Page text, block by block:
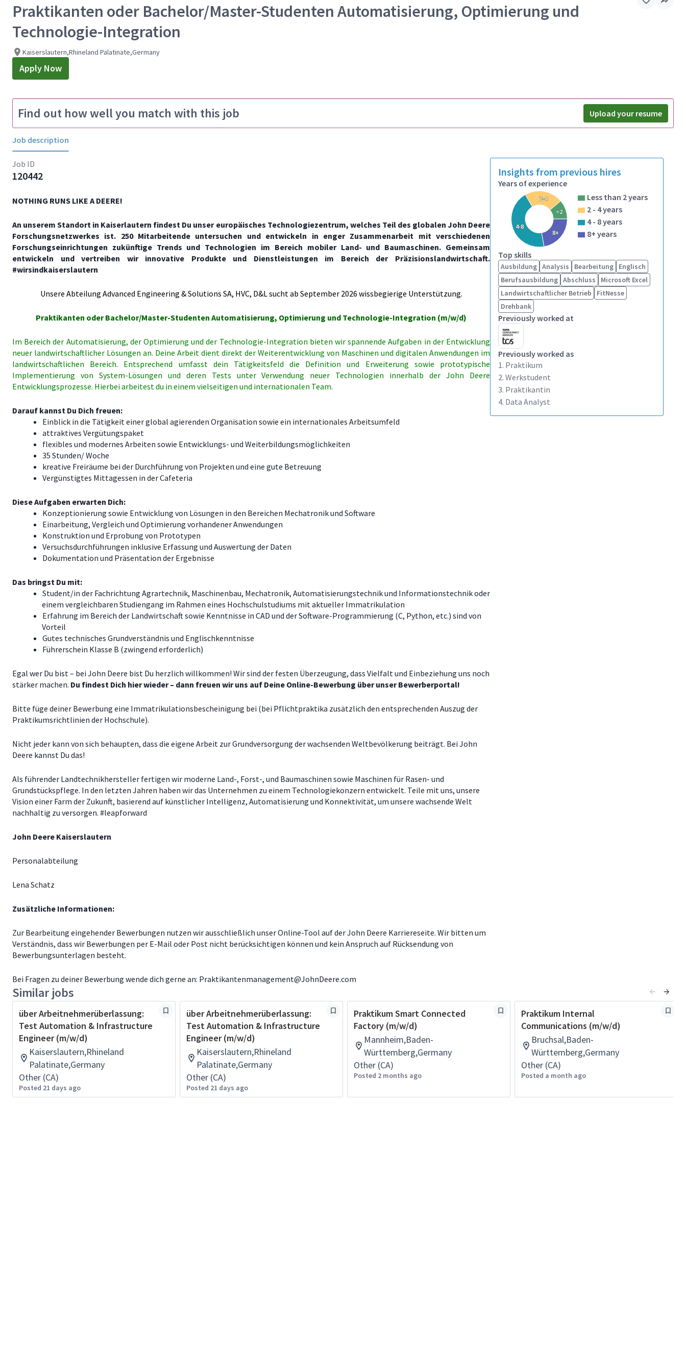
Praktikanten oder Bachelor/Master-Studenten Automatisierung, Optimierung und
Technologie-Integration
Kaiserslautern,Rhineland Palatinate,Germany
Apply Now
Find out how well you match with this job Upload your resume
Job description
Job ID
120442
NOTHING RUNS LIKE A DEERE!
An unserem Standort in Kaiserlautern findest Du unser europäisches Technologiezentrum, welches Teil des globalen John Deere
Forschungsnetzwerkes ist. 250 Mitarbeitende untersuchen und entwickeln in enger Zusammenarbeit mit verschiedenen
Forschungseinrichtungen zukünftige Trends und Technologien im Bereich mobiler Land- und Baumaschinen. Gemeinsam
entwickeln und vertreiben wir innovative Produkte und Dienstleistungen im Bereich der Präzisionslandwirtschaft.
#wirsindkaiserslautern
Unsere Abteilung Advanced Engineering & Solutions SA, HVC, D&L sucht ab September 2026 wissbegierige Unterstützung.
Praktikanten oder Bachelor/Master-Studenten Automatisierung, Optimierung und Technologie-Integration (m/w/d)
Im Bereich der Automatisierung, der Optimierung und der Technologie-Integration bieten wir spannende Aufgaben in der Entwicklung
neuer landwirtschaftlicher Lösungen an. Deine Arbeit dient direkt der Weiterentwicklung von Maschinen und digitalen Anwendungen im
landwirtschaftlichen Bereich. Entsprechend umfasst dein Tätigkeitsfeld die Definition und Erweiterung sowie prototypische
Implementierung von System-Lösungen und deren Tests unter Verwendung neuer Technologien innerhalb der John Deere
Entwicklungsprozesse. Hierbei arbeitest du in einem vielseitigen und internationalen Team.
Darauf kannst Du Dich freuen:
Einblick in die Tätigkeit einer global agierenden Organisation sowie ein internationales Arbeitsumfeld
attraktives Vergütungspaket
flexibles und modernes Arbeiten sowie Entwicklungs- und Weiterbildungsmöglichkeiten
35 Stunden/ Woche
kreative Freiräume bei der Durchführung von Projekten und eine gute Betreuung
Vergünstigtes Mittagessen in der Cafeteria
Diese Aufgaben erwarten Dich:
Konzeptionierung sowie Entwicklung von Lösungen in den Bereichen Mechatronik und Software
Einarbeitung, Vergleich und Optimierung vorhandener Anwendungen
Konstruktion und Erprobung von Prototypen
Versuchsdurchführungen inklusive Erfassung und Auswertung der Daten
Dokumentation und Präsentation der Ergebnisse
Das bringst Du mit:
Student/in der Fachrichtung Agrartechnik, Maschinenbau, Mechatronik, Automatisierungstechnik und Informationstechnik oder
einem vergleichbaren Studiengang im Rahmen eines Hochschulstudiums mit aktueller Immatrikulation
Erfahrung im Bereich der Landwirtschaft sowie Kenntnisse in CAD und der Software-Programmierung (C, Python, etc.) sind von
Vorteil
Gutes technisches Grundverständnis und Englischkenntnisse
Führerschein Klasse B (zwingend erforderlich)
Egal wer Du bist – bei John Deere bist Du herzlich willkommen! Wir sind der festen Überzeugung, dass Vielfalt und Einbeziehung uns noch
stärker machen. Du findest Dich hier wieder – dann freuen wir uns auf Deine Online-Bewerbung über unser Bewerberportal!
Bitte füge deiner Bewerbung eine Immatrikulationsbescheinigung bei (bei Pflichtpraktika zusätzlich den entsprechenden Auszug der
Praktikumsrichtlinien der Hochschule).
Nicht jeder kann von sich behaupten, dass die eigene Arbeit zur Grundversorgung der wachsenden Weltbevölkerung beiträgt. Bei John
Deere kannst Du das!
Als führender Landtechnikhersteller fertigen wir moderne Land-, Forst-, und Baumaschinen sowie Maschinen für Rasen- und
Grundstückspflege. In den letzten Jahren haben wir das Unternehmen zu einem Technologiekonzern entwickelt. Teile mit uns, unsere
Vision einer Farm der Zukunft, basierend auf künstlicher Intelligenz, Automatisierung und Konnektivität, um unsere wachsende Welt
nachhaltig zu versorgen. #leapforward
John Deere Kaiserslautern
Personalabteilung
Lena Schatz
Zusätzliche Informationen:
Zur Bearbeitung eingehender Bewerbungen nutzen wir ausschließlich unser Online-Tool auf der John Deere Karriereseite. Wir bitten um
Verständnis, dass wir Bewerbungen per E-Mail oder Post nicht berücksichtigen können und kein Anspruch auf Rücksendung von
Bewerbungsunterlagen besteht.
Bei Fragen zu deiner Bewerbung wende dich gerne an: Praktikantenmanagement@JohnDeere.com
Insights from previous hires
Years of experience
<2
2-4
4-8
8+
Less than 2 years
2 - 4 years
4 - 8 years
8+ years
Top skills
Ausbildung Analysis Bearbeitung
Englisch
Berufsausbildung Abschluss
Microsoft Excel
Landwirtschaftlicher Betrieb
FitNesse
Drehbank
Previously worked at
Previously worked as
1. Praktikum
2. Werkstudent
3. Praktikantin
4. Data Analyst
Similar jobs
über Arbeitnehmerüberlassung:
Test Automation & Infrastructure
Engineer (m/w/d)
Kaiserslautern,Rhineland
Palatinate,Germany
Other (CA)
Posted 21 days ago
über Arbeitnehmerüberlassung:
Test Automation & Infrastructure
Engineer (m/w/d)
Kaiserslautern,Rhineland
Palatinate,Germany
Other (CA)
Posted 21 days ago
Praktikum Smart Connected
Factory (m/w/d)
Mannheim,Baden-
Württemberg,Germany
Other (CA)
Posted 2 months ago
Praktikum Internal
Communications (m/w/d)
Bruchsal,Baden-
Württemberg,Germany
Other (CA)
Posted a month ago